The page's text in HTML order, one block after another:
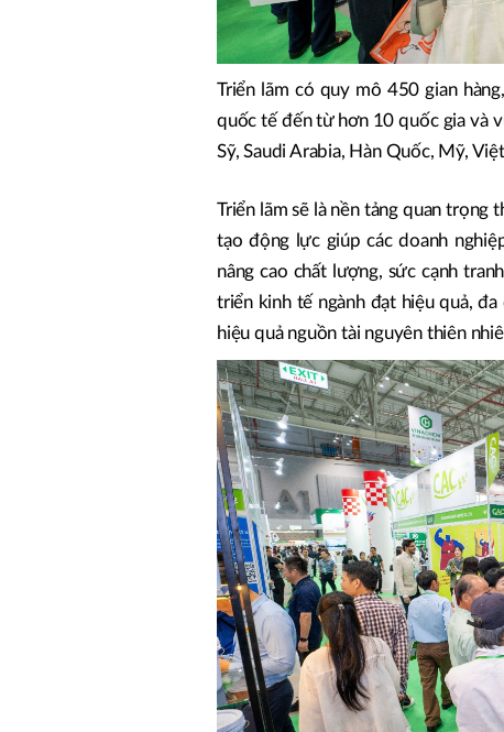
Triển lãm có quy mô 450 gian
quốc tế đến từ hơn 10 quốc gia và
Sỹ, Saudi Arabia, Hàn Quốc, Mỹ,
Triển lãm sẽ là nền tảng quan trọng
tạo động lực giúp các doanh
nâng cao chất lượng, sức cạnh
triển kinh tế ngành đạt hiệu quả,
hiệu quả nguồn tài nguyên thiên